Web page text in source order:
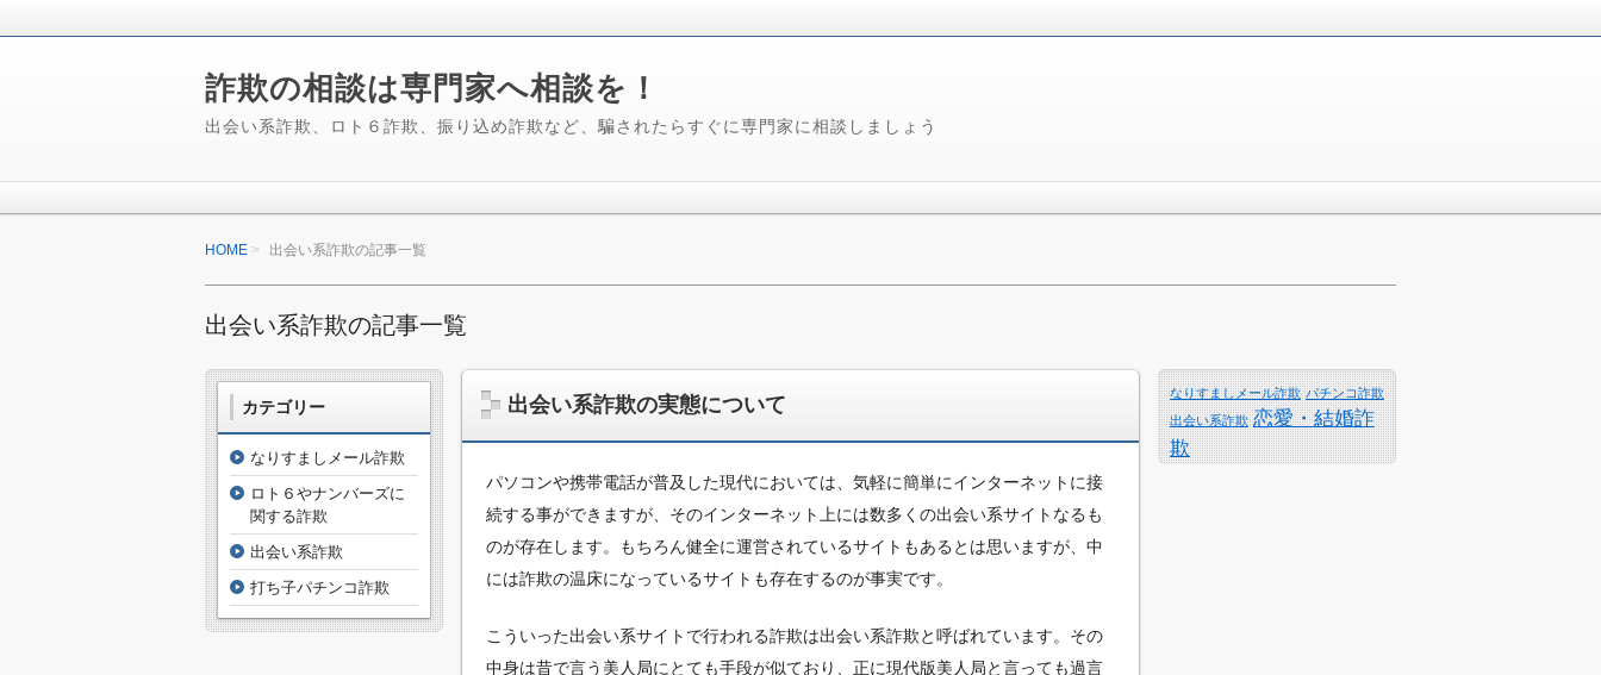
詐欺の相談は専門家へ相談を！
出会い系詐欺、ロト６詐欺、振り込め詐欺など、騙されたらすぐに専門家に相談しましょう
HOME 出会い系詐欺の記事一覧
出会い系詐欺の記事一覧
出会い系詐欺の実態について
パソコンや携帯電話が普及した現代においては、気軽に簡単にインターネットに接
続する事ができますが、そのインターネット上には数多くの出会い系サイトなるも
のが存在します。もちろん健全に運営されているサイトもあるとは思いますが、中
には詐欺の温床になっているサイトも存在するのが事実です。
こういった出会い系サイトで行われる詐欺は出会い系詐欺と呼ばれています。その
中身は昔で言う美人局にとても手段が似ており、正に現代版美人局と言っても過言
カテゴリー
なりすましメール詐欺
ロト６やナンバーズに
関する詐欺
出会い系詐欺
打ち子パチンコ詐欺
なりすましメール詐欺 パチンコ詐欺
出会い系詐欺 恋愛・結婚詐
欺